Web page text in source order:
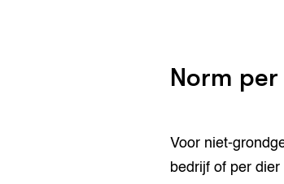
Norm
Voor niet-
bedrijf of per